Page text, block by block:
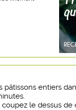
pâtissons entiers
coupez le dessus de